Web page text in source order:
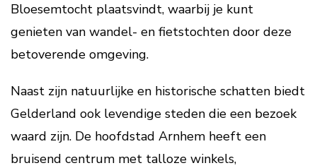
Bloesemtocht plaatsvindt, waarbij je kunt
genieten van wandel- en fietstochten door deze
betoverende omgeving.
Naast zijn natuurlijke en historische schatten biedt
Gelderland ook levendige steden die een bezoek
waard zijn. De hoofdstad Arnhem heeft een
bruisend centrum met talloze winkels,